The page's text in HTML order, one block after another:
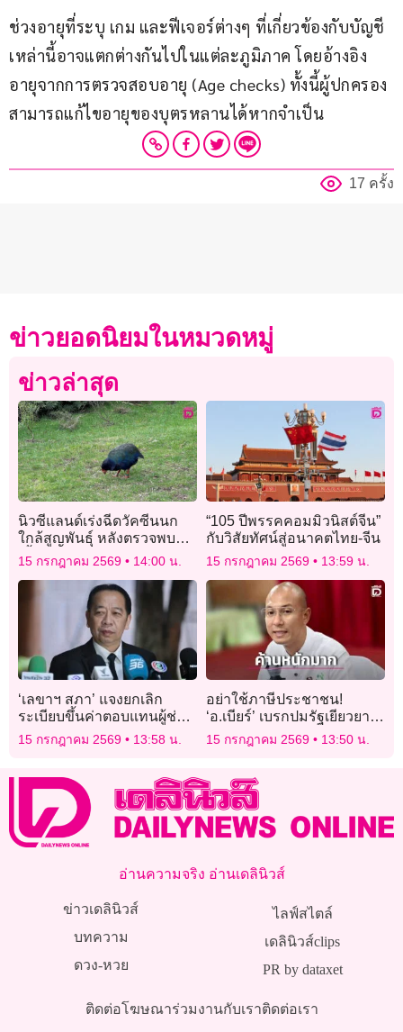
ช่วงอายุที่ระบุ เกม และฟีเจอร์ต่างๆ ที่เกี่ยวข้องกับบัญชี
เหล่านี้อาจแตกต่างกันไปในแต่ละภูมิภาค โดยอ้างอิง
อายุจากการตรวจสอบอายุ (Age checks) ทั้งนี้ผู้ปกครอง
สามารถแก้ไขอายุของบุตรหลานได้หากจำเป็น
17 ครั้ง
ข่าวยอดนิยมในหมวดหมู่
ข่าวล่าสุด
นิวซีแลนด์เร่งฉีดวัคซีนนก
ใกล้สูญพันธุ์ หลังตรวจพบ
เชื้อ “เอช5เอ็น1” กรณีแรก
15 กรกฎาคม 2569 14:00 น.
“105 ปีพรรคคอมมิวนิสต์จีน”
กับวิสัยทัศน์สู่อนาคตไทย-จีน
15 กรกฎาคม 2569 13:59 น.
‘เลขาฯ สภา’ แจงยกเลิก
ระเบียบขึ้นค่าตอบแทนผู้ช่วย
สส.-สว.เหตุไม่สอดคล้อง
บริบทการเงินประเทศ
15 กรกฎาคม 2569 13:58 น.
อย่าใช้ภาษีประชาชน!
‘อ.เบียร์’ เบรกปมรัฐเยียวยา
ไฟไหม้โรงเบียร์ลาดพร้าว
ลั่นเจ้าของร้านต้องจ่ายเอง
15 กรกฎาคม 2569 13:50 น.
อ่านความจริง อ่านเดลินิวส์
ข่าวเดลินิวส์
บทความ
ดวง-หวย
ไลฟ์สไตล์
เดลินิวส์clips
PR by dataxet
ติดต่อโฆษณาร่วมงานกับเราติดต่อเรา